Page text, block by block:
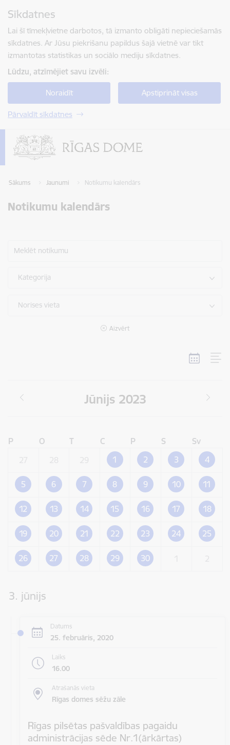
Sīkdatnes
Lai šī tīmekļvietne darbotos, tā izmanto obligāti nepieciešamās
sīkdatnes. Ar Jūsu piekrišanu papildus šajā vietnē var tikt
izmantotas statistikas un sociālo mediju sīkdatnes.
Lūdzu, atzīmējiet savu izvēli:
Noraidīt Apstiprināt visas
Pārvaldīt sīkdatnes
Sākums Jaunumi Notikumu kalendārs
Notikumu kalendārs
Meklēt notikumu
Kategorija
Norises vieta
Aizvērt
Jūnijs 2023
P O T C P S
Sv
1 2 3 4
5 6 7 8 9 10 11
12 13 14 15 16 17 18
19 20 21 22 23 24 25
26 27 28 29 30
3. jūnijs
Datums
25. februāris, 2020
Laiks
16.00
Atrašanās vieta
Rīgas domes sēžu zāle
Rīgas pilsētas pašvaldības pagaidu
administrācijas sēde Nr.1(ārkārtas)